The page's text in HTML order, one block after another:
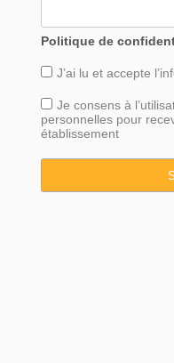
Politique de
J’ai lu et accepte
Je consens à
personnelles pour
établissement